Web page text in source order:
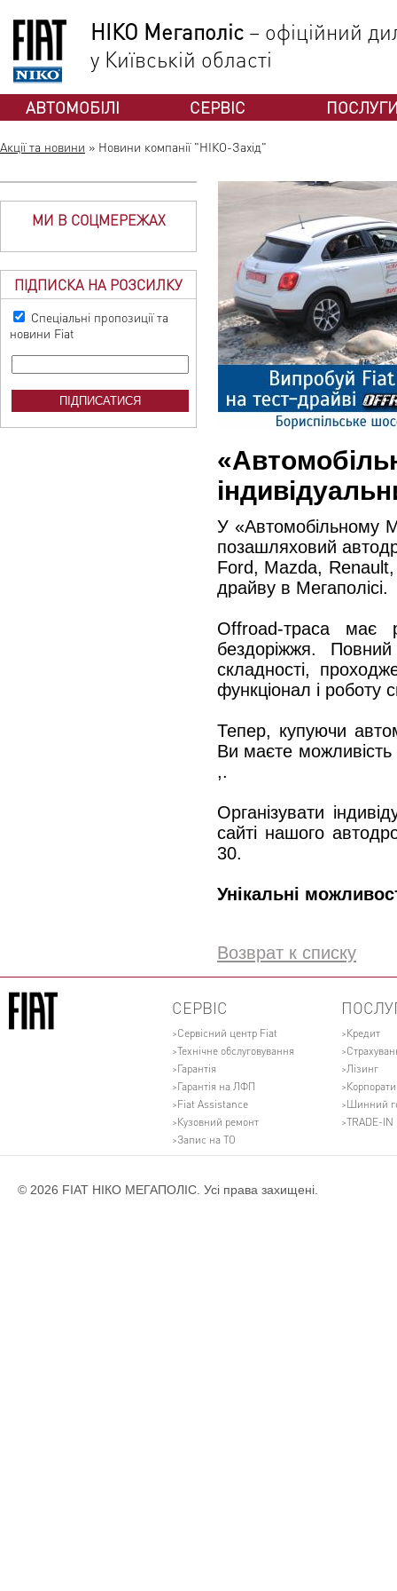
НІКО Мегаполіс – офіційний
у Київській області
АВТОМОБІЛІ СЕРВІС
Акції та новини » Новини компанії "НІКО-Захід"
МИ В СОЦМЕРЕЖАХ
ПІДПИСКА НА РОЗСИЛКУ
Спеціальні пропозиції та
новини Fiat
У «Автомобільному
позашляховий
Ford, Mazda, Renault,
драйву в Мегаполісі.
Offroad-траса має
бездоріжжя.
складності,
функціонал і роботу
Тепер, купуючи
Ви маєте можливість
,.
Організувати
сайті нашого
30.
Унікальні
Возврат к списку
СЕРВІС
Сервісний центр Fiat
Технічне обслуговування
Гарантія
Гарантія на ЛФП
Fiat Assistance
Кузовний ремонт
Запис на ТО
Кредит
Лізинг
Шинний
TRADE-IN
© 2026 FIAT НІКО МЕГАПОЛІС. Усі права захищені.